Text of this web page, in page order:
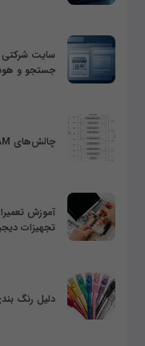
سایت شرکتی
جستجو و
چالش‌های RAM در Workloadهای محاسباتی HPC
آموزش
تجهیزات
دلیل رنگ